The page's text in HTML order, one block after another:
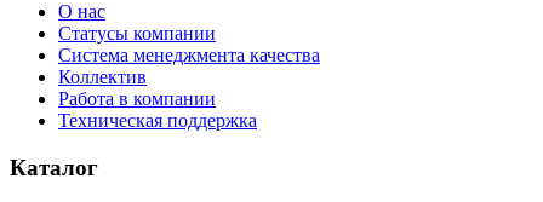
О нас
Cтатусы компании
Система менеджмента качества
Коллектив
Работа в компании
Техническая поддержка
Каталог